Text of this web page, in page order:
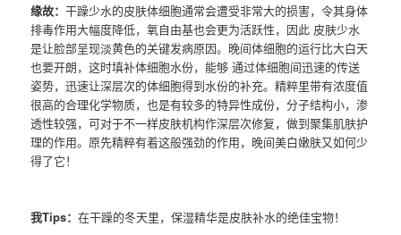
缘故：干躁少水的皮肤体细胞通常会遭受非常大的损害，令其身体
排毒作用大幅度降低，氧自由基也会更为活跃性，因此 皮肤少水
是让脸部呈现淡黄色的关键发病原因。晚间体细胞的运行比大白天
也要开朗，这时填补体细胞水份，能够 通过体细胞间迅速的传送
姿势，迅速让深层次的体细胞得到水份的补充。精粹里带有浓度值
很高的合理化学物质，也是有较多的特异性成份，分子结构小，渗
透性较强，可对于不一样皮肤机构作深层次修复，做到聚集肌肤护
理的作用。原先精粹有着这般强劲的作用，晚间美白嫩肤又如何少
得了它！
我Tips：在干躁的冬天里，保湿精华是皮肤补水的绝佳宝物！